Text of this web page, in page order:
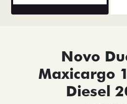
Novo
Maxicargo
Diesel